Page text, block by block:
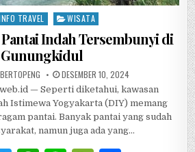
in
TRAVEL WISATA
Indah Tersembunyi di
Gunungkidul
PUBLISHED DATE:
DESEMBER 10, 2024
— Seperti diketahui, kawasan
Istimewa Yogyakarta (DIY) memang
pantai. Banyak pantai yang sudah
namun juga ada yang…